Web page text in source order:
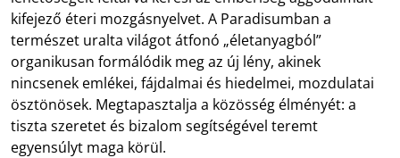
kifejező éteri mozgásnyelvet. A Paradisumban a
természet uralta világot átfonó „életanyagból”
organikusan formálódik meg az új lény, akinek
nincsenek emlékei, fájdalmai és hiedelmei, mozdulatai
ösztönösek. Megtapasztalja a közösség élményét: a
tiszta szeretet és bizalom segítségével teremt
egyensúlyt maga körül.